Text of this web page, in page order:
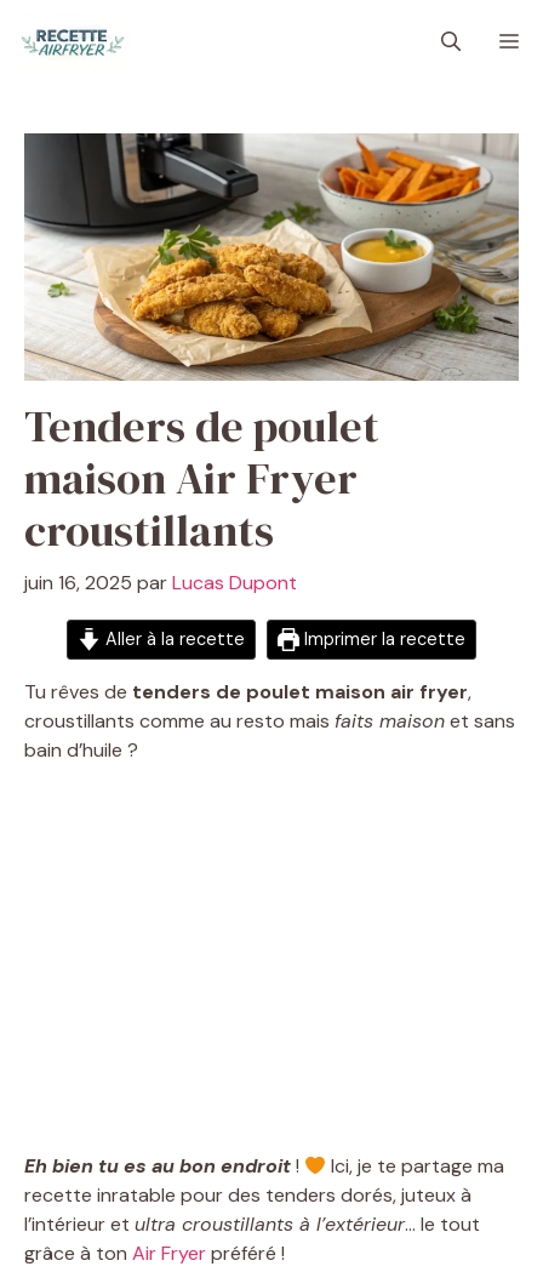
Tenders de poulet
maison Air Fryer
croustillants
juin 16, 2025 parLucas Dupont
Aller à la recette Imprimer la recette
Tu rêves de tenders de poulet maison air fryer,
croustillants comme au resto mais faits maisonet sans
bain d’huile ?
Eh bien tu es au bon endroit!
Ici, je te partage ma
recette inratable pour des tenders dorés, juteux à
l’intérieur et ultra croustillants à l’extérieur… le tout
grâce à ton Air Fryerpréféré !